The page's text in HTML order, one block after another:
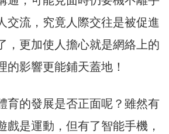
交流，究竟人際交往是被促進
，更加使人擔心就是網絡上的
的影響更能鋪天蓋地！
育的發展是否正面呢？雖然有
戲是運動，但有了智能手機，